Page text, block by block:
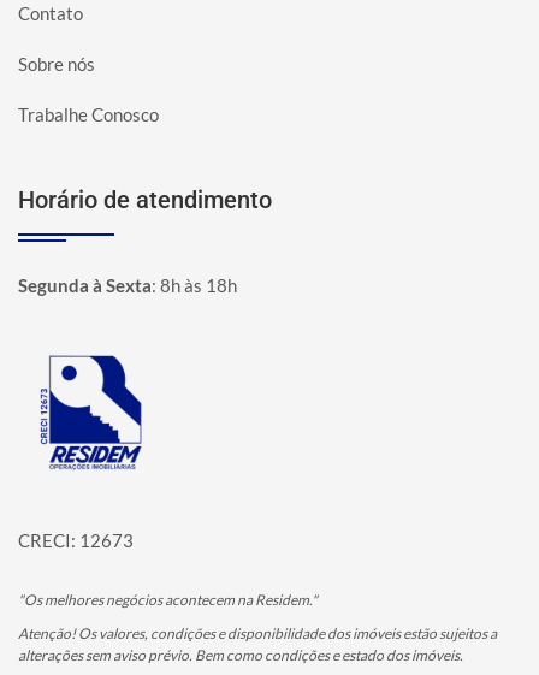
Contato
Sobre nós
Trabalhe Conosco
Horário de atendimento
Segunda à Sexta: 8h às 18h
Página inicial
CRECI: 12673
"Os melhores negócios acontecem na Residem."
Atenção! Os valores, condições e disponibilidade dos imóveis estão sujeitos a
alterações sem aviso prévio. Bem como condições e estado dos imóveis.